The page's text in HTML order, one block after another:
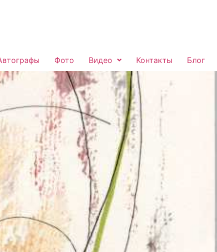
Фото Видео Контакты Блог